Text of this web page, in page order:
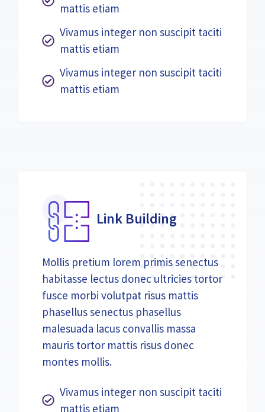
mattis etiam
Vivamus integer non suscipit taciti
mattis etiam
Vivamus integer non suscipit taciti
mattis etiam
Link Building
Mollis pretium lorem primis senectus
habitasse lectus donec ultricies tortor
fusce morbi volutpat risus mattis
phasellus senectus phasellus
malesuada lacus convallis massa
mauris tortor mattis risus donec
montes mollis.
Vivamus integer non suscipit taciti
mattis etiam